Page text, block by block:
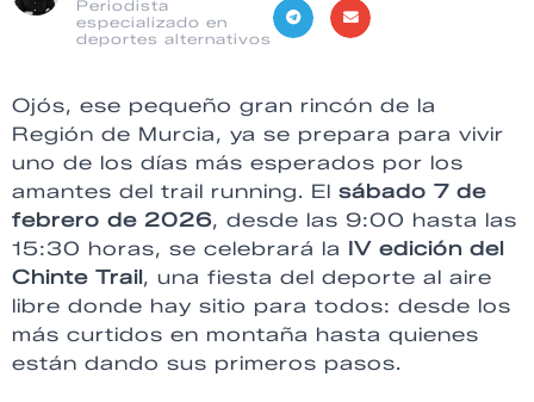
Periodista
especializado en
deportes alternativos
Ojós, ese pequeño gran rincón de la
Región de Murcia, ya se prepara para vivir
uno de los días más esperados por los
amantes del trail running. El sábado 7 de
febrero de 2026, desde las 9:00 hasta las
15:30 horas, se celebrará la IV edición del
Chinte Trail, una fiesta del deporte al aire
libre donde hay sitio para todos: desde los
más curtidos en montaña hasta quienes
están dando sus primeros pasos.